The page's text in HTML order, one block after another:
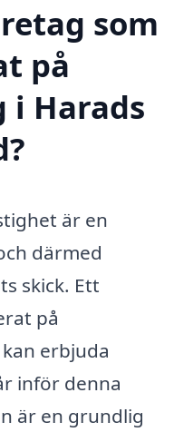
som
på
i Harads
är en
därmed
skick. Ett
på
kan erbjuda
inför denna
är en grundlig